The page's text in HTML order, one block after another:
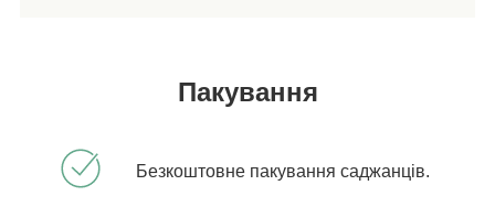
Пакування
Безкоштовне пакування саджанців.